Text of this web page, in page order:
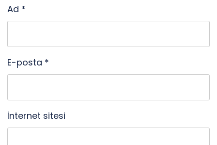
Ad *
E-posta *
İnternet sitesi